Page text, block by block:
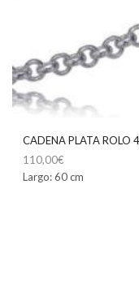
CADENA PLATA ROLO
110,00€
Largo: 60 cm